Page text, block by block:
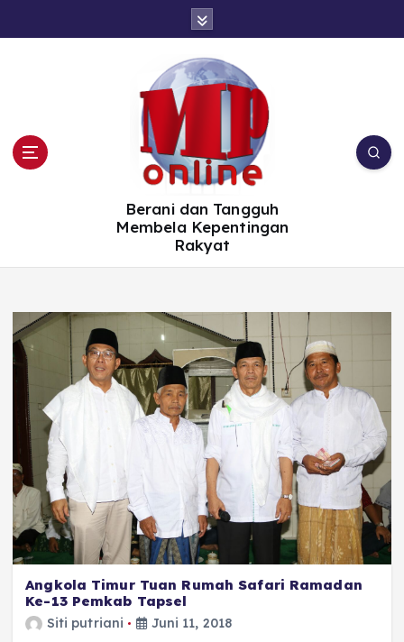
Berani dan Tangguh
Membela Kepentingan
Rakyat
Angkola Timur Tuan Rumah Safari Ramadan
Ke-13 Pemkab Tapsel
Siti putriani Juni 11, 2018